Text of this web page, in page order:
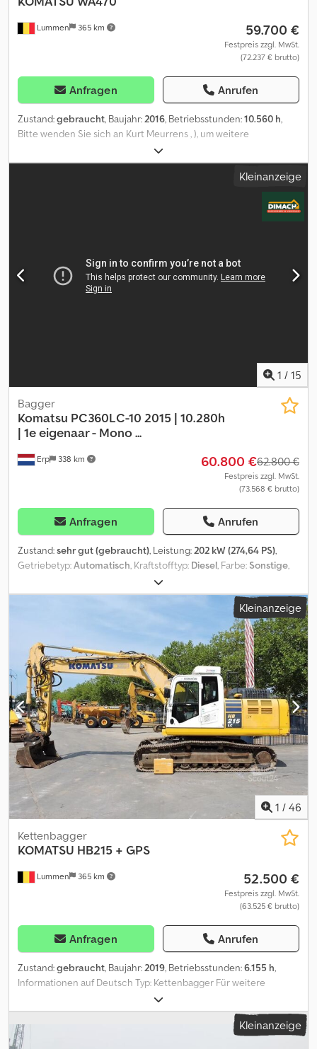
Lummen 365 km 59.700 €
Festpreis zzgl. MwSt.
(72.237 € brutto)
Anfragen Anrufen
Zustand:gebraucht, Baujahr:2016, Betriebsstunden:10.560 h,
Bitte wenden Sie sich an Kurt Meurrens , ), um weitere
Informationen zu erhalten. Cjdpjzr Dgcjfx Amajrf
Kleinanzeige
1 / 15
Erp 338 km
Bagger
Komatsu PC360LC-10 2015 | 10.280h
| 1e eigenaar - Mono ...
60.800 €62.800 €
Festpreis zzgl. MwSt.
(73.568 € brutto)
Anfragen Anrufen
Zustand:sehr gut (gebraucht), Leistung:202 kW (274,64 PS),
Getriebetyp:Automatisch, Kraftstofftyp: Diesel, Farbe:Sonstige,
, Baujahr:2015
Ausstattung:Klimaanlage, = Weitere Optionen und Zubehör = -
Audiosystem - Grabenbox - Hammer-/Sortierfunktion -
Hammerfunktion - Hydraulik - Hydraulischer Schnellwechsler -
Sitzheizung - Sortierfunktion - Werkzeugkasten -
Zentralschmierung - Zweiteiliger Ausleger = Anmerkungen =
Antriebsstrang Stufe (Tier): Stage IV / Tier IV final Allgemein
Produktionsland: Japan Zustand CE-Typ: CE, EPA = Weitere
Informationen = Cedpszg T Thsfx Amajrf Zylinderzahl: 6 zGG:
35.980 kg Abmessungen (L x B x H): 1100 x 345 x 380 cm
Schnellwechselsystem: Ja CE-Kennzeichnung: ja Technischer
Zustand: sehr gut Optischer Zustand: sehr gut Anzahl der
Schlüssel: 2 Kennzeichen: TGP-92-P
Kleinanzeige
1 / 46
Lummen 365 km
Kettenbagger
KOMATSU HB215 + GPS
52.500 €
Festpreis zzgl. MwSt.
(63.525 € brutto)
Anfragen Anrufen
Zustand:gebraucht, Baujahr:2019, Betriebsstunden:6.155 h,
Informationen auf Deutsch Typ: Kettenbagger Für weitere
Informationen wenden Sie sich bitte an Kurt Meurrens, ).
Informationen auf Englisch Typ: Kettenbagger Bitte kontaktieren
Sie Kurt Meurrens, ) für weitere Informationen. Informationen auf
Niederländisch - GPS Weitere Informationen Csdpezrrgkjfx
Kleinanzeige